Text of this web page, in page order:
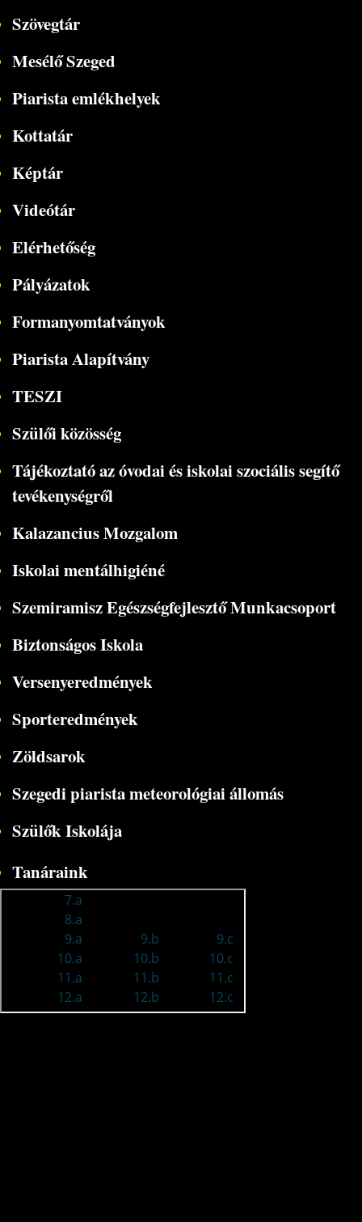
Szövegtár
Mesélő Szeged
Piarista emlékhelyek
Kottatár
Képtár
Videótár
Elérhetőség
Pályázatok
Formanyomtatványok
Piarista Alapítvány
TESZI
Szülői közösség
Tájékoztató az óvodai és iskolai szociális segítő
tevékenységről
Kalazancius Mozgalom
Iskolai mentálhigiéné
Szemiramisz Egészségfejlesztő Munkacsoport
Biztonságos Iskola
Versenyeredmények
Sporteredmények
Zöldsarok
Szegedi piarista meteorológiai állomás
Szülők Iskolája
Tanáraink